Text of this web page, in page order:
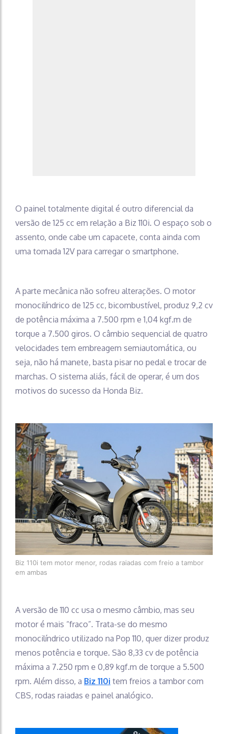
O painel totalmente digital é outro diferencial da
versão de 125 cc em relação a Biz 110i. O espaço sob o
assento, onde cabe um capacete, conta ainda com
uma tomada 12V para carregar o smartphone.
A parte mecânica não sofreu alterações. O motor
monocilíndrico de 125 cc, bicombustível, produz 9,2 cv
de potência máxima a 7.500 rpm e 1,04 kgf.m de
torque a 7.500 giros. O câmbio sequencial de quatro
velocidades tem embreagem semiautomática, ou
seja, não há manete, basta pisar no pedal e trocar de
marchas. O sistema aliás, fácil de operar, é um dos
motivos do sucesso da Honda Biz.
Biz 110i tem motor menor, rodas raiadas com freio a tambor
em ambas
A versão de 110 cc usa o mesmo câmbio, mas seu
motor é mais “fraco”. Trata-se do mesmo
monocilíndrico utilizado na Pop 110, quer dizer produz
menos potência e torque. São 8,33 cv de potência
máxima a 7.250 rpm e 0,89 kgf.m de torque a 5.500
rpm. Além disso, a Biz 110i tem freios a tambor com
CBS, rodas raiadas e painel analógico.